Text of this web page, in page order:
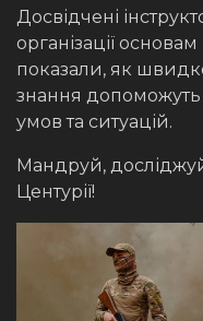
Досвідчені
організації
показали, як
знання
умов та ситуацій.
Мандруй,
Центурії!